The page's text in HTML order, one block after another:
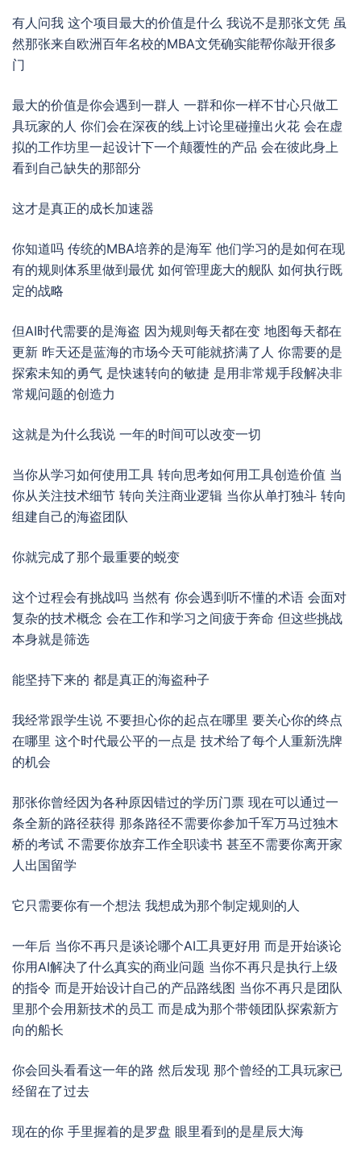
有人问我 这个项目最大的价值是什么 我说不是那张文凭 虽
然那张来自欧洲百年名校的MBA文凭确实能帮你敲开很多
门
最大的价值是你会遇到一群人 一群和你一样不甘心只做工
具玩家的人 你们会在深夜的线上讨论里碰撞出火花 会在虚
拟的工作坊里一起设计下一个颠覆性的产品 会在彼此身上
看到自己缺失的那部分
这才是真正的成长加速器
你知道吗 传统的MBA培养的是海军 他们学习的是如何在现
有的规则体系里做到最优 如何管理庞大的舰队 如何执行既
定的战略
但AI时代需要的是海盗 因为规则每天都在变 地图每天都在
更新 昨天还是蓝海的市场今天可能就挤满了人 你需要的是
探索未知的勇气 是快速转向的敏捷 是用非常规手段解决非
常规问题的创造力
这就是为什么我说 一年的时间可以改变一切
当你从学习如何使用工具 转向思考如何用工具创造价值 当
你从关注技术细节 转向关注商业逻辑 当你从单打独斗 转向
组建自己的海盗团队
你就完成了那个最重要的蜕变
这个过程会有挑战吗 当然有 你会遇到听不懂的术语 会面对
复杂的技术概念 会在工作和学习之间疲于奔命 但这些挑战
本身就是筛选
能坚持下来的 都是真正的海盗种子
我经常跟学生说 不要担心你的起点在哪里 要关心你的终点
在哪里 这个时代最公平的一点是 技术给了每个人重新洗牌
的机会
那张你曾经因为各种原因错过的学历门票 现在可以通过一
条全新的路径获得 那条路径不需要你参加千军万马过独木
桥的考试 不需要你放弃工作全职读书 甚至不需要你离开家
人出国留学
它只需要你有一个想法 我想成为那个制定规则的人
一年后 当你不再只是谈论哪个AI工具更好用 而是开始谈论
你用AI解决了什么真实的商业问题 当你不再只是执行上级
的指令 而是开始设计自己的产品路线图 当你不再只是团队
里那个会用新技术的员工 而是成为那个带领团队探索新方
向的船长
你会回头看看这一年的路 然后发现 那个曾经的工具玩家已
经留在了过去
现在的你 手里握着的是罗盘 眼里看到的是星辰大海